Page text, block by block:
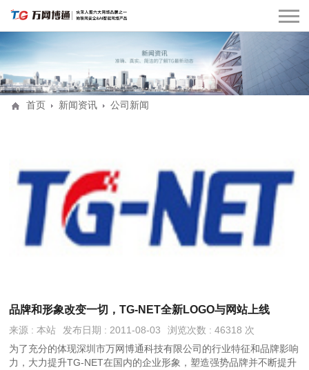
首页 新闻资讯 公司新闻
品牌和形象改变一切，TG-NET全新LOGO与网站上线
来源 : 本站 发布日期 : 2011-08-03
浏览次数 : 46318 次
为了充分的体现深圳市万网博通科技有限公司的行业特征和品牌影响
力，大力提升TG-NET在国内的企业形象，塑造强势品牌并不断提升